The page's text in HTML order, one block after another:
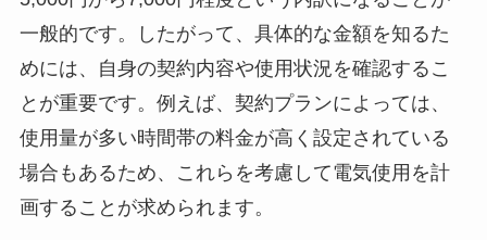
一般的です。したがって、具体的な金額を知るた
めには、自身の契約内容や使用状況を確認するこ
とが重要です。例えば、契約プランによっては、
使用量が多い時間帯の料金が高く設定されている
場合もあるため、これらを考慮して電気使用を計
画することが求められます。